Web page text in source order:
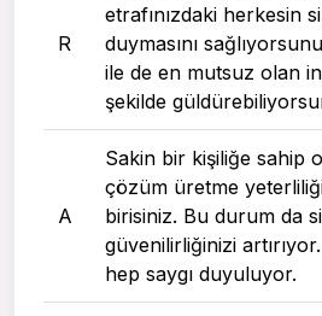
R
etrafınızdaki herkesin
duymasını
ile de en mutsuz olan
şekilde
A
Sakin bir kişiliğe sahip
çözüm üretme
birisiniz. Bu durum da
güvenilirliğinizi
hep saygı duyuluyor.